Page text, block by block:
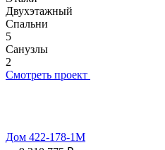
Двухэтажный
Спальни
5
Санузлы
2
Смотреть проект
Дом 422-178-1М